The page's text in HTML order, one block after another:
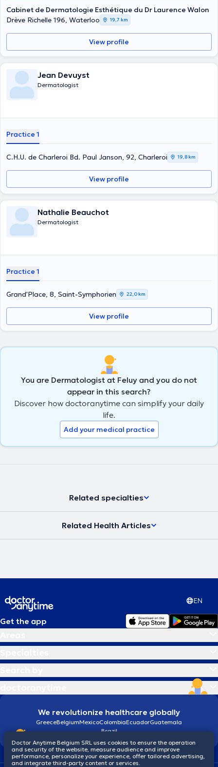
Cabinet de Dermatologie Esthétique du Dr Laurence Walon
Drève Richelle 196, Waterloo
19,7 km
View profile
Jean Devuyst
Dermatologist
Practice 1
C.H.U. de Charleroi Bd. Paul Janson, 92, Charleroi 19,8 km
View profile
Nathalie Beauchot
Dermatologist
Practice 1
Grand'Place, 8, Saint-Symphorien 22,0 km
View profile
You are Dermatologist at Feluy and you do not
appear in this search?
Discover how doctoranytime can simplify your daily
life.
Add your medical practice
Related specialties
Related Health Articles
EN
Get the app
We revolutionize healthcare globally
GreeceBelgiumMexicoColombiaEcuadorGuatemala
Brazil
Doctor Anytime Belgium SRL uses cookies to ensure the operation
and security of the website, measure audience and improve
performance, personalize your experience, offer tailored advertising,
and integrate third-party content or services.